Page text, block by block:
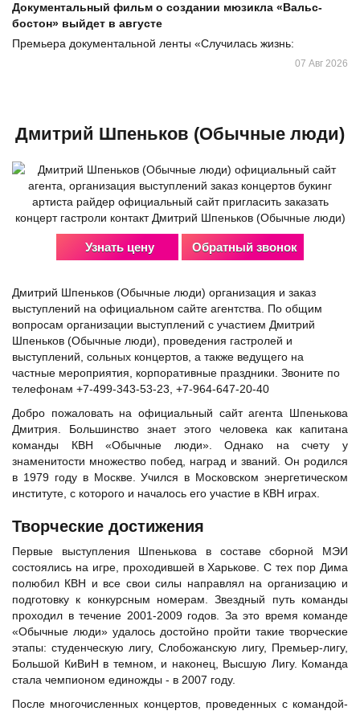
Документальный фильм о создании мюзикла «Вальс-
бостон» выйдет в августе
Премьера документальной ленты «Случилась жизнь:
07 Авг 2026
Дмитрий Шпеньков (Обычные люди)
Узнать цену Обратный звонок
Дмитрий Шпеньков (Обычные люди) организация и заказ
выступлений на официальном сайте агентства. По общим
вопросам организации выступлений с участием Дмитрий
Шпеньков (Обычные люди), проведения гастролей и
выступлений, сольных концертов, а также ведущего на
частные мероприятия, корпоративные праздники. Звоните по
телефонам +7-499-343-53-23, +7-964-647-20-40
Добро пожаловать на официальный сайт агента Шпенькова
Дмитрия. Большинство знает этого человека как капитана
команды КВН «Обычные люди». Однако на счету у
знаменитости множество побед, наград и званий. Он родился
в 1979 году в Москве. Учился в Московском энергетическом
институте, с которого и началось его участие в КВН играх.
Творческие достижения
Первые выступления Шпенькова в составе сборной МЭИ
состоялись на игре, проходившей в Харькове. С тех пор Дима
полюбил КВН и все свои силы направлял на организацию и
подготовку к конкурсным номерам. Звездный путь команды
проходил в течение 2001-2009 годов. За это время команде
«Обычные люди» удалось достойно пройти такие творческие
этапы: студенческую лигу, Слобожанскую лигу, Премьер-лигу,
Большой КиВиН в темном, и наконец, Высшую Лигу. Команда
стала чемпионом единожды - в 2007 году.
После многочисленных концертов, проведенных с командой-